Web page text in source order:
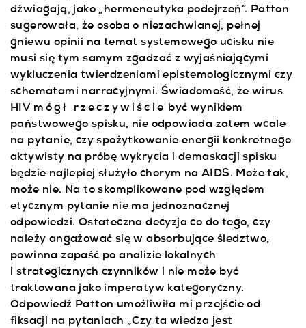
dźwiagają, jako „hermeneutyka podejrzeń”. Patton
sugerowała, że osoba o niezachwianej, pełnej
gniewu opinii na temat systemowego ucisku nie
musi się tym samym zgadzać z wyjaśniającymi
wykluczenia twierdzeniami epistemologicznymi czy
schematami narracyjnymi. Świadomość, że wirus
HIV mógł rzeczywiście być wynikiem
państwowego spisku, nie odpowiada zatem wcale
na pytanie, czy spożytkowanie energii konkretnego
aktywisty na próbę wykrycia i demaskacji spisku
będzie najlepiej służyło chorym na AIDS. Może tak,
może nie. Na to skomplikowane pod względem
etycznym pytanie nie ma jednoznacznej
odpowiedzi. Ostateczna decyzja co do tego, czy
należy angażować się w absorbujące śledztwo,
powinna zapaść po analizie lokalnych
i strategicznych czynników i nie może być
traktowana jako imperatyw kategoryczny.
Odpowiedź Patton umożliwiła mi przejście od
fiksacji na pytaniach „Czy ta wiedza jest